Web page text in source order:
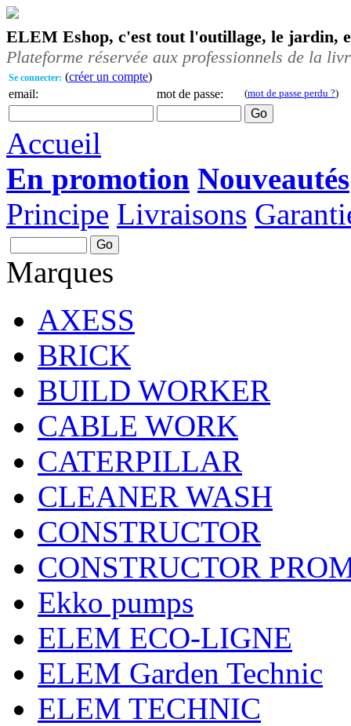
ELEM Eshop, c'est tout l'outillage, le jardin,
Plateforme réservée aux professionnels de la
Se connecter: (créer un compte)
email:
mot de passe: (mot de passe perdu ?)
Accueil
En promotion Nouveautés
Principe Livraisons
Marques
AXESS
BRICK
BUILD WORKER
CABLE WORK
CATERPILLAR
CLEANER WASH
CONSTRUCTOR
CONSTRUCTOR
Ekko pumps
ELEM ECO-LIGNE
ELEM Garden Technic
ELEM TECHNIC